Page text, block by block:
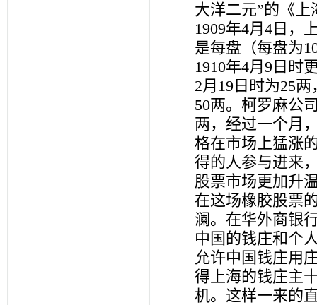
大洋二元”的《
1909年4月4日，
是每盘（每盘为
1910年4月9日时
2月19日时为25
50两。柯罗麻公
两，经过一个月
格在市场上猛涨
得的人参与进来
股票市场更加升
在这场橡胶股票
澜。在华外商银
中国的钱庄和个
允许中国钱庄用
得上海的钱庄主
机。这样一来的